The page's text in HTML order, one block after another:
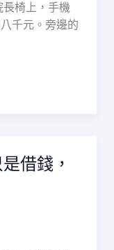
椅上，手機
千元。旁邊的
借錢，